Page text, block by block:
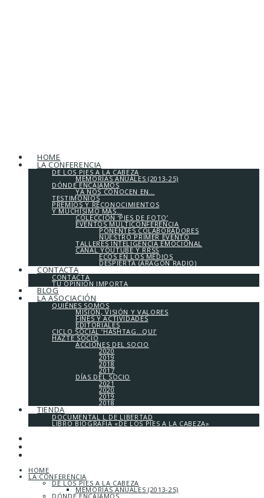
HOME
LA CONFERENCIA
DE LOS PIES A LA CABEZA
MEMORIAS ANUALES (2013-25)
DÓNDE ENCAJAMOS
YA NOS CONOCEN EN…
TESTIMONIOS
PREMIOS Y RECONOCIMIENTOS
Y MUCHÍSIMO MÁS…
COLECCIÓN ‘PIES DE FOTO’
EVENTOS MULTICONFERENCIA
PONENTES COLABORADORES
NUESTRO PRIMER EVENTO
TALLERES INTELIGENCIA EMOCIONAL
CANAL YOUTUBE Y RRSS
ECOS EN LOS MEDIOS
DESPIERTA (ARAGÓN RADIO)
CONTACTA
CONTACTA
TU OPINIÓN IMPORTA
BLOG
LA ASOCIACIÓN
QUIÉNES SOMOS
MISIÓN, VISIÓN Y VALORES
FINES Y ACTIVIDADES
EDITORIALES
CICLO SOCIAL ‘HASHTAG…QUI’
HAZTE SOCIO
ACCIONES DEL SOCIO
2020
2019
2018
2017
DÍAS DEL SOCIO
2021
2020
2019
2018
TIENDA
DOCUMENTAL L DE LIBERTAD
LIBRO BIOGRAFÍA «DE LOS PIES A LA CABEZA»
HOME
LA CONFERENCIA
DE LOS PIES A LA CABEZA
MEMORIAS ANUALES (2013-25)
DÓNDE ENCAJAMOS